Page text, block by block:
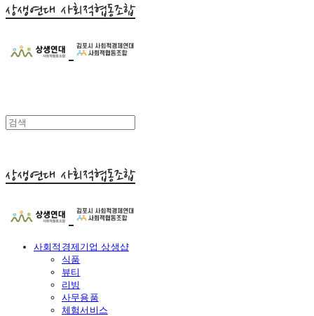
상생연대 사회적협동조합
상생연대 사회적협동조합
사회적경제기업 상생샵
식품
뷰티
리빙
사무용품
체험서비스